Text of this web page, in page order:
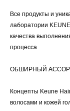
Все продукты и
лаборатории
качества
процесса
ОБШИРНЫЙ
Концепты Keune
волосами и кожей